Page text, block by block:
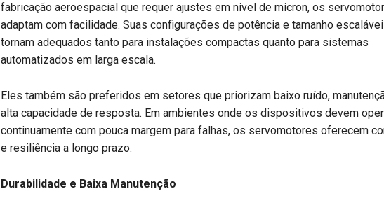
fabricação aeroespacial que requer ajustes em nível de mícron, os
adaptam com facilidade. Suas configurações de potência e tamanho
tornam adequados tanto para instalações compactas quanto para sistemas
automatizados em larga escala.
Eles também são preferidos em setores que priorizam baixo ruído,
alta capacidade de resposta. Em ambientes onde os dispositivos devem
continuamente com pouca margem para falhas, os servomotores oferecem
e resiliência a longo prazo.
Durabilidade e Baixa Manutenção